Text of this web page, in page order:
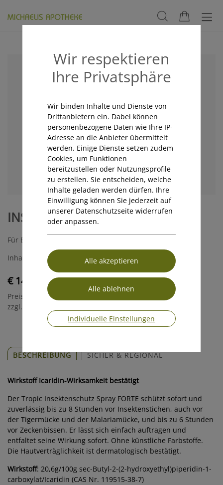
INSEKTENSCHUTZ SPRAY FORTE
Für Erwachsene & Kinder ab 2 Jahren
Inhalt: 100ml
€ 14,50
Preis inkl. MwSt.
zzgl. Versandkosten
BESCHREIBUNG SICHER & REGIONAL
Wirkstoff Icaridin-Wirksamkeit bestätigt
Der Tropic Insektenschutz Spray FORTE schützt sofort und
zuverlässig bis zu 8 Stunden vor Insektenstichen, auch vor
der Tigermücke und der Malariamücke, und bis zu 6 Stunden
vor Zeckenbissen. Er lässt sich einfach auftragen und
entfaltet seine Wirkung sofort. Ohne künstliche Farbstoffe.
Die Hautverträglichkeit ist dermatologisch bestätigt.
Wirkstoff: 20,6g/100g sec-Butyl-2-(2-hydroxyethyl)piperidin-1-
carboxylat/Icaridin (CAS Nr. 119515-38-7)
Wir respektieren
Ihre Privatsphäre
Wir binden Inhalte und Dienste von
Drittanbietern ein. Dabei können
personenbezogene Daten wie Ihre IP-
Adresse an die Anbieter übermittelt
werden. Einige Dienste setzen zudem
Cookies, um Funktionen
bereitzustellen oder Nutzungsprofile
zu erstellen. Sie entscheiden, welche
Inhalte geladen werden dürfen. Ihre
Einwilligung können Sie jederzeit auf
unserer Datenschutzseite widerrufen
oder anpassen.
Individuelle Einstellungen